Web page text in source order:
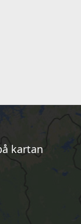
kartan